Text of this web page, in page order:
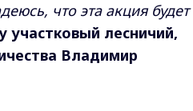
что эта акция будет
участковый лесничий,
Владимир